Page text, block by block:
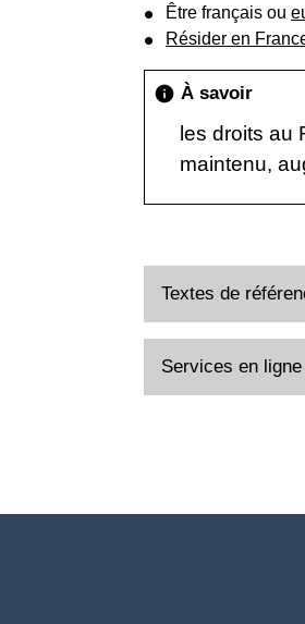
Être français ou
Résider en
info À savoir
les droits au
maintenu,
Textes de
Services en